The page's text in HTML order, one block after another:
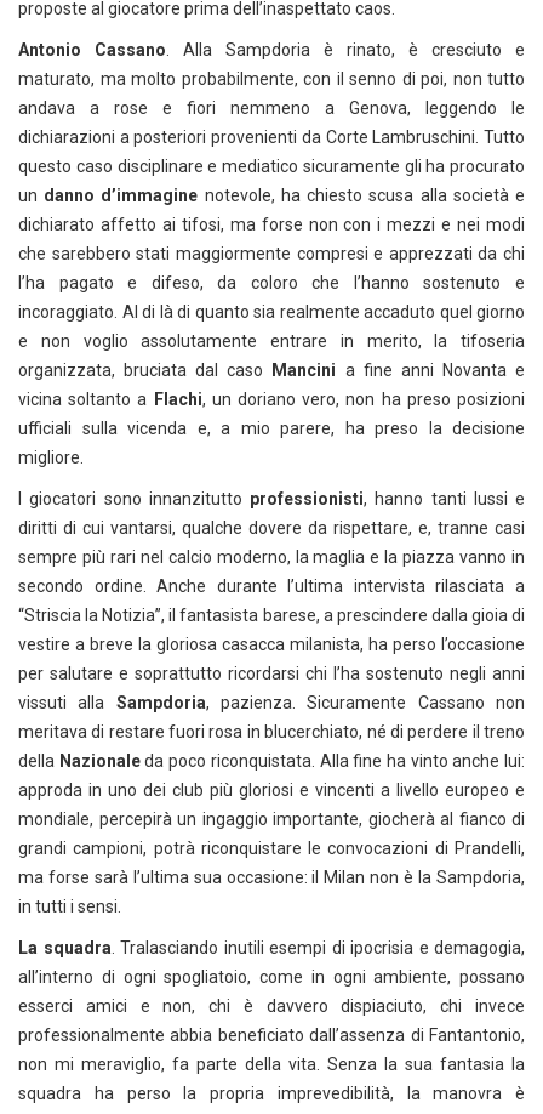
proposte al giocatore prima dell’inaspettato caos.
Antonio Cassano . Alla Sampdoria è rinato, è cresciuto e
maturato, ma molto probabilmente, con il senno di poi, non tutto
andava a rose e fiori nemmeno a Genova, leggendo le
dichiarazioni a posteriori provenienti da Corte Lambruschini. Tutto
questo caso disciplinare e mediatico sicuramente gli ha procurato
un danno d’immagine notevole, ha chiesto scusa alla società e
dichiarato affetto ai tifosi, ma forse non con i mezzi e nei modi
che sarebbero stati maggiormente compresi e apprezzati da chi
l’ha pagato e difeso, da coloro che l’hanno sostenuto e
incoraggiato. Al di là di quanto sia realmente accaduto quel giorno
e non voglio assolutamente entrare in merito, la tifoseria
organizzata, bruciata dal caso
Mancini a fine anni Novanta e
vicina soltanto a Flachi, un doriano vero, non ha preso posizioni
ufficiali sulla vicenda e, a mio parere, ha preso la decisione
migliore.
I giocatori sono innanzitutto professionisti, hanno tanti lussi e
diritti di cui vantarsi, qualche dovere da rispettare, e, tranne casi
sempre più rari nel calcio moderno, la maglia e la piazza vanno in
secondo ordine. Anche durante l’ultima intervista rilasciata a
“Striscia la Notizia”, il fantasista barese, a prescindere dalla gioia di
vestire a breve la gloriosa casacca milanista, ha perso l’occasione
per salutare e soprattutto ricordarsi chi l’ha sostenuto negli anni
vissuti alla Sampdoria, pazienza. Sicuramente Cassano non
meritava di restare fuori rosa in blucerchiato, né di perdere il treno
della Nazionaleda poco riconquistata. Alla fine ha vinto anche lui:
approda in uno dei club più gloriosi e vincenti a livello europeo e
mondiale, percepirà un ingaggio importante, giocherà al fianco di
grandi campioni, potrà riconquistare le convocazioni di Prandelli,
ma forse sarà l’ultima sua occasione: il Milan non è la Sampdoria,
in tutti i sensi.
La squadra . Tralasciando inutili esempi di ipocrisia e demagogia,
all’interno di ogni spogliatoio, come in ogni ambiente, possano
esserci amici e non, chi è davvero dispiaciuto, chi invece
professionalmente abbia beneficiato dall’assenza di Fantantonio,
non mi meraviglio, fa parte della vita. Senza la sua fantasia la
squadra ha perso la propria imprevedibilità, la manovra è